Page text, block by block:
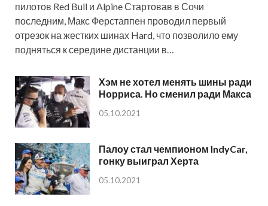
пилотов Red Bull и Alpine Стартовав в Сочи
последним, Макс Ферстаппен проводил первый
отрезок на жестких шинах Hard, что позволило ему
подняться к середине дистанции в…
Хэм не хотел менять шины ради
Норриса. Но сменил ради Макса
05.10.2021
Палоу стал чемпионом IndyCar,
гонку выиграл Херта
05.10.2021